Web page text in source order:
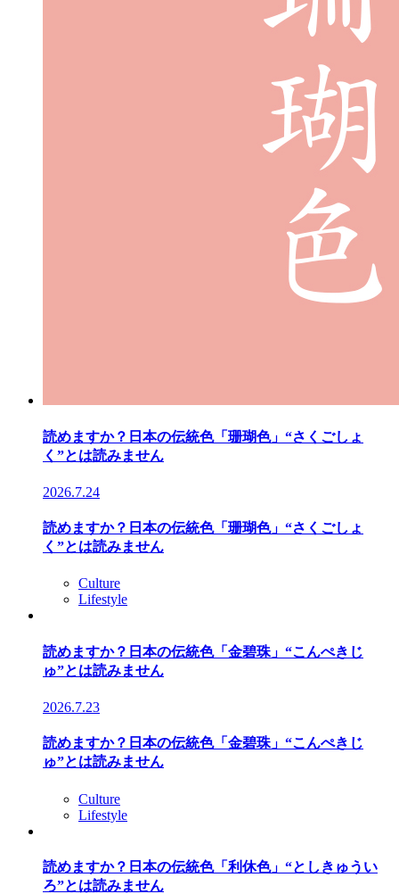
読めますか？日本の伝統色「珊瑚色」“さくごしょ
く”とは読みません
2026.7.24
読めますか？日本の伝統色「珊瑚色」“さくごしょ
く”とは読みません
Culture
Lifestyle
読めますか？日本の伝統色「金碧珠」“こんぺきじ
ゅ”とは読みません
2026.7.23
読めますか？日本の伝統色「金碧珠」“こんぺきじ
ゅ”とは読みません
Culture
Lifestyle
読めますか？日本の伝統色「利休色」“としきゅうい
ろ”とは読みません